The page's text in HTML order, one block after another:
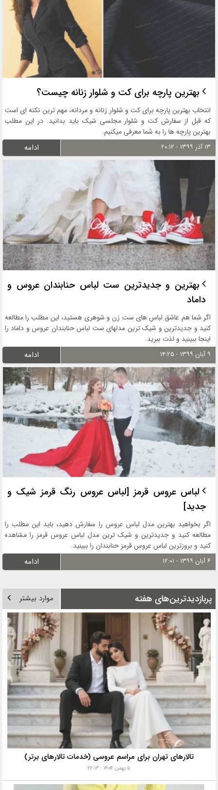
بهترین پارچه برای کت و شلوار زنانه چیست؟
انتخاب بهترین پارچه برای کت و شلوار زنانه و مردانه، مهم ترین نکته ای است
که قبل از سفارش کت و شلوار مجلسی شیک باید بدانید. در این مطلب
بهترین پارچه ها را به شما معرفی میکنیم.
۱۳ آذر ۱۳۹۹ - ۲۰:۱۲ ادامه
بهترین و جدیدترین ست لباس حنابندان عروس و
داماد
اگر شما هم عاشق لباس های ست زن و شوهری هستید، این مطلب را مطالعه
کنید و جدیدترین و شیک ترین مدلهای ست لباس حنابندان عروس و داماد را
اینجا ببینید و لذت ببرید.
۹ آبان ۱۳۹۹ - ۱۴:۲۵ ادامه
لباس عروس قرمز [لباس عروس رنگ قرمز شیک و
جدید]
اگر بخواهید بهترین مدل لباس عروس را سفارش دهید، باید این مطلب را
مطالعه کنید و جدیدترین و شیک ترین مدل لباس عروس قرمز را مشاهده
کنید و بروزترین لباس عروس قرمز حنابندان را ببینید.
۶ آبان ۱۳۹۹ - ۱۲:۰۱ ادامه
پربازدیدترین‌های هفته موارد بیشتر
تالارهای تهران برای مراسم عروسی (خدمات تالارهای برتر)
۵ بهمن ۱۴۰۴ - ۲۲:۱۳